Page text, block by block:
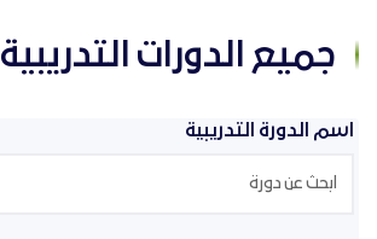
جميع الدورات التدريبية
اسم الدورة التدريبية